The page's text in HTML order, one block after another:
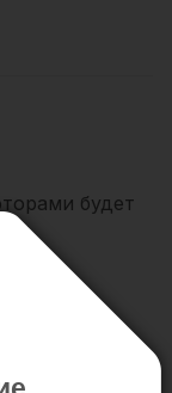
будет
для
введения.